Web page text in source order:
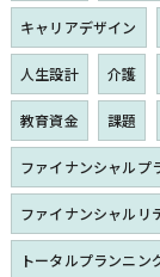
キャリアデザイン
人生設計 介護
教育資金 課題
ファイナンシャルプ
ファイナンシャルリ
トータルプランニン